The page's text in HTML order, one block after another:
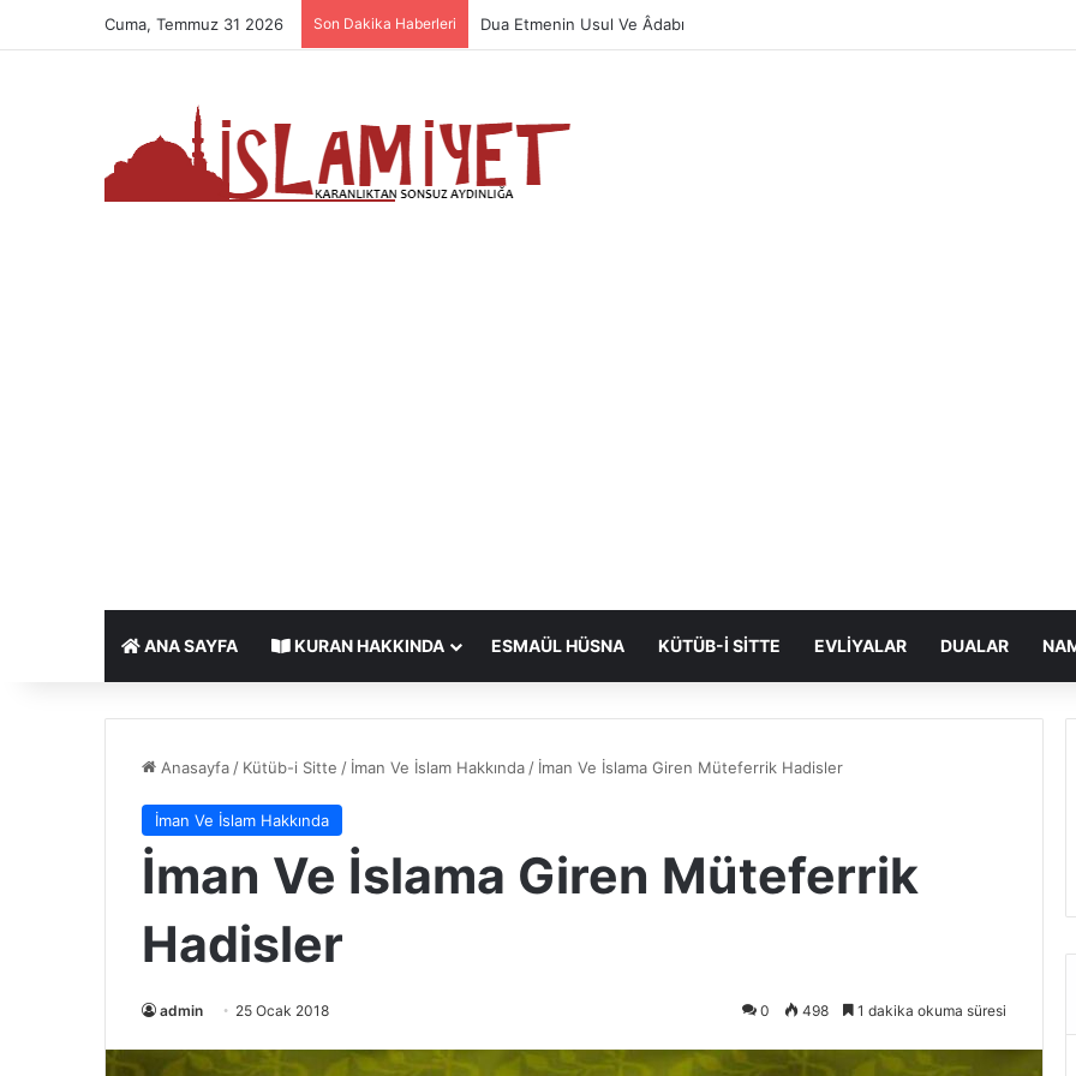
Cuma, Temmuz 31 2026 Son Dakika Haberleri Dua Etmenin Usul Ve Âdabı
ANA SAYFA KURAN HAKKINDA ESMAÜL HÜSNA KÜTÜB-I SITTE EVLIYALAR DUALAR
Anasayfa / Kütüb-i Sitte / İman Ve İslam Hakkında / İman Ve İslama Giren Müteferrik Hadisler
İman Ve İslam Hakkında
İman Ve İslama Giren Müteferrik
Hadisler
admin 25 Ocak 2018 0 498 1 dakika okuma süresi